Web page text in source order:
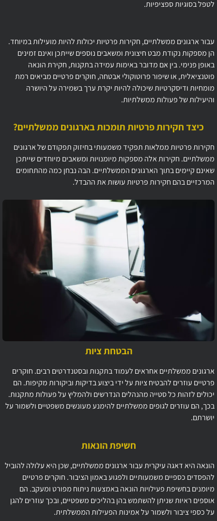
לטפל בסוגיות ספציפיות.
עבור ארגונים ממשלתיים, חקירות פרטיות יכולות להיות מועילות במיוחד.
הן מספקות נקודת מבט חיצונית ומשאבים נוספים שייתכן ואינם זמינים
באופן פנימי. בין אם מדובר באימות עמידה בתקנות, חקירת הונאה
פוטנציאלית, או שיפור פרוטוקולי אבטחה, חוקרים פרטיים מביאים רמת
מומחיות ודיסקרטיות שיכולה להיות יקרת ערך בשמירה על היושרה
והיעילות של פעולות ממשלתיות.
כיצד חקירות פרטיות תומכות בארגונים ממשלתיים?
חקירות פרטיות ממלאות תפקיד משמעותי בחיזוק תפקודם של ארגונים
ממשלתיים. חקירות אלה מספקות מיומנויות ומשאבים מיוחדים שייתכן
שאינם קיימים בתוך הארגונים הממשלתיים. הבה נבחן כמה מהתחומים
המרכזיים בהם חקירות פרטיות עושות את ההבדל.
הבטחת ציות
ארגונים ממשלתיים אחראים לעמוד בתקנות ובסטנדרטים רבים. חוקרים
פרטיים עוזרים להבטיח ציות על ידי ביצוע בדיקות וביקורות מקיפות. הם
יכולים לזהות כל סטייה מהנהלים הנדרשים ולהמליץ על פעולות מתקנות.
בכך, הם עוזרים לגופים ממשלתיים להימנע מעונשים משפטיים ולשמור על
יושרתם.
חשיפת הונאות
הונאה היא דאגה עיקרית עבור ארגונים ממשלתיים, שכן היא עלולה להוביל
להפסדים כספיים משמעותיים ולפגוע באמון הציבור. חוקרים פרטיים
מיומנים בחשיפת פעילויות הונאה באמצעות ניתוח מפורט ומעקב. הם
אוספים ראיות שניתן להשתמש בהן בהליכים משפטיים, ובכך עוזרים להגן
על כספי ציבור ולשמור על אמינות הפעילות הממשלתית.